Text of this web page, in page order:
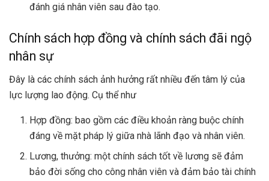
đánh giá nhân viên sau đào tạo.
Chính sách hợp đồng và chính sách đãi ngộ
nhân sự
Đây là các chính sách ảnh hưởng rất nhiều đến tâm lý của
lực lượng lao động. Cụ thể như
Hợp đồng: bao gồm các điều khoản ràng buộc chính
đáng về mặt pháp lý giữa nhà lãnh đạo và nhân viên.
Lương, thưởng: một chính sách tốt về lương sẽ đảm
bảo đời sống cho công nhân viên và đảm bảo tài chính